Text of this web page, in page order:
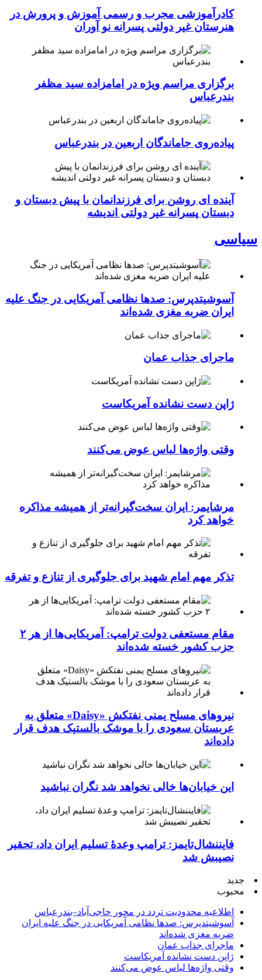
کادرآموزشی مجرب و رسمی آموزش و پرورش در
هنرستان غیر دولتی پسرانه نو آوران
برگزاری مراسم ویژه در امامزاده سید مظفر
بندرعباس
پیاده‌روی جاماندگان اربعین در بندرعباس
آینده ای روشن برای فرزندانمان با پیش دبستان و
دبستان پسرانه غیر دولتی اندیشه
سیاسی
آسوشیتدپرس: صدها نظامی آمریکایی در جنگ علیه
ایران ضربه مغزی شده‌اند
ماجرای جذاب عمان
ژاپن دست نشانده آمریکاست
وقتی واژه‌ها لباس عوض می‌کنند
مرشایمر: ایران سخت‌گیرانه‌تر از همیشه مذاکره
خواهد کرد
تذکر مهم امام شهید برای جلوگیری از تنازع و تفرقه
مقام مستعفی دولت ترامپ: آمریکایی‌ها از هر ۲
حزب کشور خسته شده‌اند
نیروهای مسلح یمنی نفتکش «Daisy» متعلق به
عربستان سعودی را با موشک بالستیک هدف قرار
داده‌اند
این خیابان‌ها خالی نخواهد شد نگران نباشید
فایننشال‌تایمز: ترامپ وعدۀ تسلیم ایران داد، تحقیر
نصیبش شد
جدید
محبوب
اطلاعیه محدودیت تردد در محور حاجی‌آباد–بندرعباس
آسوشیتدپرس: صدها نظامی آمریکایی در جنگ علیه ایران
ضربه مغزی شده‌اند
ماجرای جذاب عمان
ژاپن دست نشانده آمریکاست
وقتی واژه‌ها لباس عوض می‌کنند